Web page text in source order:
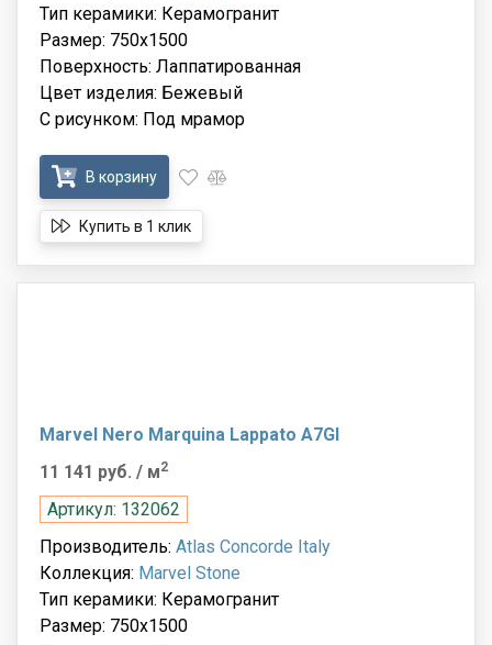
Тип керамики: Керамогранит
Размер: 750x1500
Поверхность: Лаппатированная
Цвет изделия: Бежевый
С рисунком: Под мрамор
В корзину
Купить в 1 клик
Marvel Nero Marquina Lappato A7GI
11 141 руб. / м2
Артикул: 132062
Производитель: Atlas Concorde Italy
Коллекция: Marvel Stone
Тип керамики: Керамогранит
Размер: 750x1500